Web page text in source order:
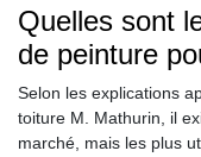
Quelles sont
de peinture
Selon les explications
toiture M. Mathurin, il
marché, mais les plus